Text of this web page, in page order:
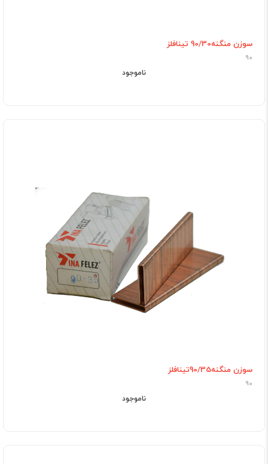
سوزن منگنه90/30 تینافلز
90
ناموجود
سوزن منگنه90/35تینافلز
90
ناموجود